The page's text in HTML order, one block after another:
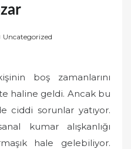
Uncategorized
boş zamanlarını
haline geldi. Ancak bu
ciddi sorunlar yatıyor.
kumar alışkanlığı
hale gelebiliyor.